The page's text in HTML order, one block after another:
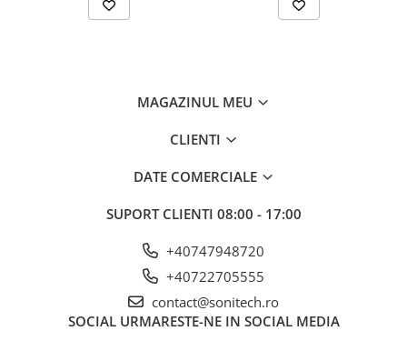
MAGAZINUL MEU
CLIENTI
DATE COMERCIALE
SUPORT CLIENTI 08:00 - 17:00
+40747948720
+40722705555
contact@sonitech.ro
SOCIAL URMARESTE-NE IN SOCIAL MEDIA